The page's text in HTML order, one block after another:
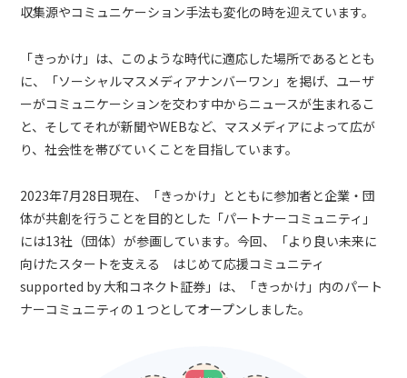
収集源やコミュニケーション手法も変化の時を迎えています。
「きっかけ」は、このような時代に適応した場所であるととも
に、「ソーシャルマスメディアナンバーワン」を掲げ、ユーザ
ーがコミュニケーションを交わす中からニュースが生まれるこ
と、そしてそれが新聞やWEBなど、マスメディアによって広が
り、社会性を帯びていくことを目指しています。
2023年7月28日現在、「きっかけ」とともに参加者と企業・団
体が共創を行うことを目的とした「パートナーコミュニティ」
には13社（団体）が参画しています。今回、「より良い未来に
向けたスタートを支える はじめて応援コミュニティ
supported by 大和コネクト証券」は、「きっかけ」内のパート
ナーコミュニティの１つとしてオープンしました。